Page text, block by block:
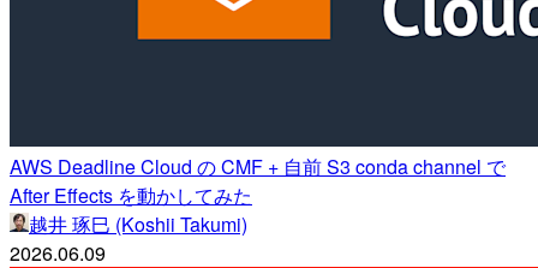
AWS Deadline Cloud の CMF + 自前 S3 conda channel で
After Effects を動かしてみた
越井 琢巳 (Koshii Takumi)
2026.06.09